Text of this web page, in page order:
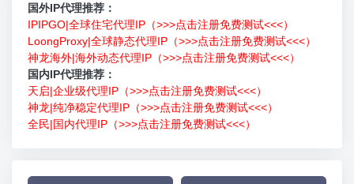
国外IP代理推荐：
IPIPGO|全球住宅代理IP（>>>点击注册免费测试<<<）
LoongProxy|全球静态代理IP（>>>点击注册免费测试<<<）
神龙海外|海外动态代理IP（>>>点击注册免费测试<<<）
国内IP代理推荐：
天启|企业级代理IP（>>>点击注册免费测试<<<）
神龙|纯净稳定代理IP（>>>点击注册免费测试<<<）
全民|国内代理IP（>>>点击注册免费测试<<<）